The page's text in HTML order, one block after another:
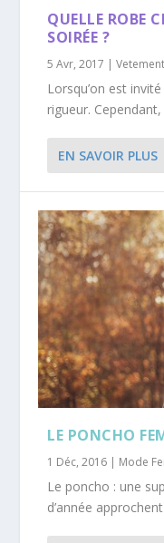
QUELLE ROBE
SOIRÉE ?
5 Avr, 2017 |
Lorsqu’on est
rigueur.
EN SAVOIR PLUS
LE PONCHO
1 Déc, 2016 | Mode
Le poncho : une
d’année